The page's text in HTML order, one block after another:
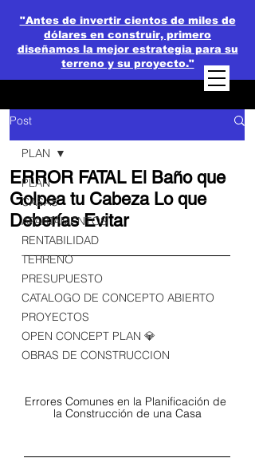
"Antes de invertir cientos de miles de
dólares en construir, primero
diseñamos la mejor estrategia para su
terreno y su proyecto."
Post
PLAN
CASAS
APARTAMENTOS
RENTABILIDAD
TERRENO
PRESUPUESTO
CATALOGO DE CONCEPTO ABIERTO
PROYECTOS
OPEN CONCEPT PLAN 💎
OBRAS DE CONSTRUCCION
PLAN
ERROR FATAL El Baño que
Golpea tu Cabeza Lo que
Deberías Evitar
Errores Comunes en la Planificación de
la Construcción de una Casa